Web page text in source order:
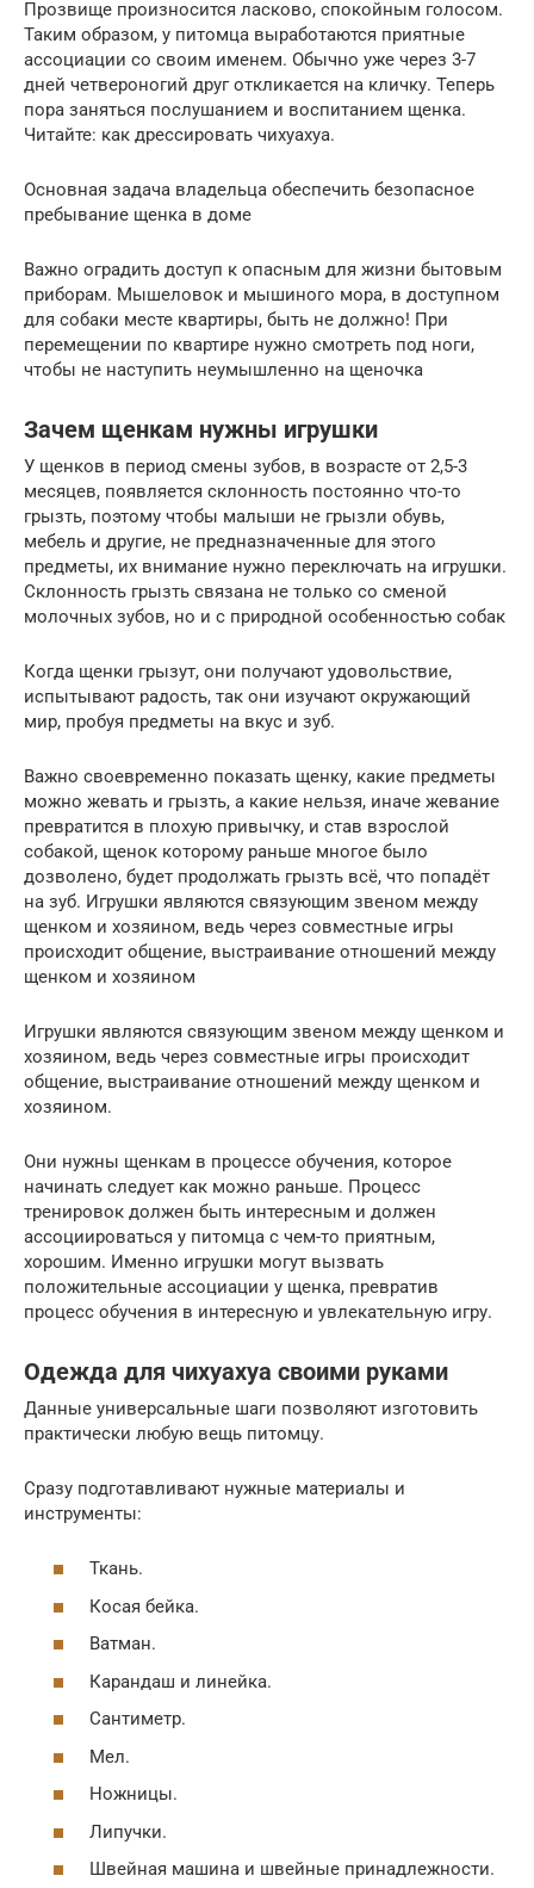
Прозвище произносится ласково, спокойным голосом.
Таким образом, у питомца выработаются приятные
ассоциации со своим именем. Обычно уже через 3-7
дней четвероногий друг откликается на кличку. Теперь
пора заняться послушанием и воспитанием щенка.
Читайте: как дрессировать чихуахуа.
Основная задача владельца обеспечить безопасное
пребывание щенка в доме
Важно оградить доступ к опасным для жизни бытовым
приборам. Мышеловок и мышиного мора, в доступном
для собаки месте квартиры, быть не должно! При
перемещении по квартире нужно смотреть под ноги,
чтобы не наступить неумышленно на щеночка
Зачем щенкам нужны игрушки
У щенков в период смены зубов, в возрасте от 2,5-3
месяцев, появляется склонность постоянно что-то
грызть, поэтому чтобы малыши не грызли обувь,
мебель и другие, не предназначенные для этого
предметы, их внимание нужно переключать на игрушки.
Склонность грызть связана не только со сменой
молочных зубов, но и с природной особенностью собак
Когда щенки грызут, они получают удовольствие,
испытывают радость, так они изучают окружающий
мир, пробуя предметы на вкус и зуб.
Важно своевременно показать щенку, какие предметы
можно жевать и грызть, а какие нельзя, иначе жевание
превратится в плохую привычку, и став взрослой
собакой, щенок которому раньше многое было
дозволено, будет продолжать грызть всё, что попадёт
на зуб. Игрушки являются связующим звеном между
щенком и хозяином, ведь через совместные игры
происходит общение, выстраивание отношений между
щенком и хозяином
Игрушки являются связующим звеном между щенком и
хозяином, ведь через совместные игры происходит
общение, выстраивание отношений между щенком и
хозяином.
Они нужны щенкам в процессе обучения, которое
начинать следует как можно раньше. Процесс
тренировок должен быть интересным и должен
ассоциироваться у питомца с чем-то приятным,
хорошим. Именно игрушки могут вызвать
положительные ассоциации у щенка, превратив
процесс обучения в интересную и увлекательную игру.
Одежда для чихуахуа своими руками
Данные универсальные шаги позволяют изготовить
практически любую вещь питомцу.
Сразу подготавливают нужные материалы и
инструменты:
Ткань.
Косая бейка.
Ватман.
Карандаш и линейка.
Сантиметр.
Мел.
Ножницы.
Липучки.
Швейная машина и швейные принадлежности.